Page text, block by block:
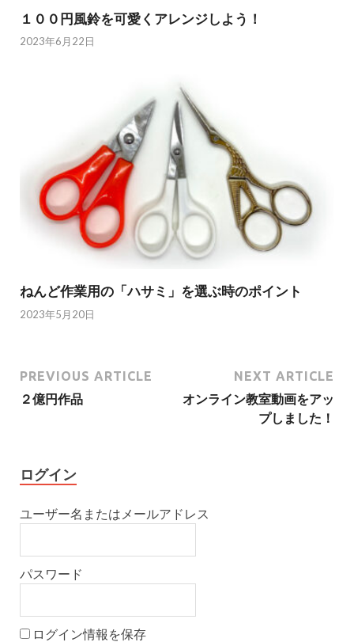
１００円風鈴を可愛くアレンジしよう！
2023年6月22日
ねんど作業用の「ハサミ」を選ぶ時のポイント
2023年5月20日
PREVIOUS ARTICLE
２億円作品
NEXT ARTICLE
オンライン教室動画をアッ
プしました！
ログイン
ユーザー名またはメールアドレス
パスワード
ログイン情報を保存